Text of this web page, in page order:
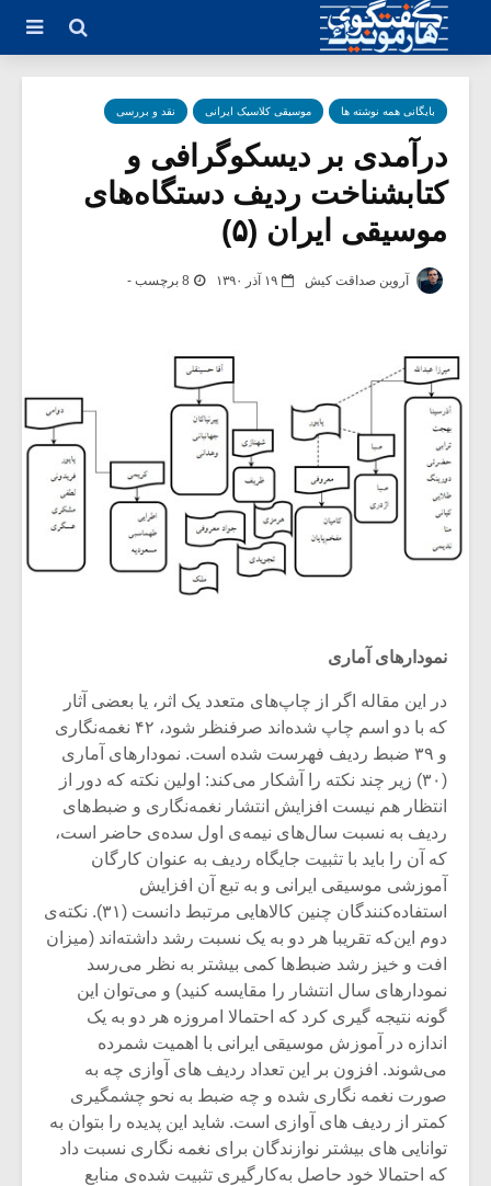
بایگانی همه نوشته ها موسیقی کلاسیک ایرانی نقد و بررسی
در‌آمدی بر دیسکوگرافی و
کتابشناخت ردیف دستگاه‌های
موسیقی ایران (۵)
آروین صداقت کیش ۱۹ آذر ۱۳۹۰ 8 برچسب -
نمودارهای آماری
در این مقاله اگر از چاپ‌های متعدد یک اثر، یا بعضی آثار
که با دو اسم چاپ شده‌اند صرفنظر شود، ۴۲ نغمه‌نگاری
و ۳۹ ضبط ردیف فهرست شده است. نمودارهای آماری
(۳۰) زیر چند نکته را آشکار می‌کند: اولین نکته که دور از
انتظار هم نیست افزایش انتشار نغمه‌نگاری و ضبط‌های
ردیف به نسبت سال‌های نیمه‌ی اول سده‌ی حاضر است،
که آن را باید با تثبیت جایگاه ردیف به عنوان کارگان
آموزشی موسیقی ایرانی و به تبع آن افزایش
استفاده‌کنندگان چنین کالاهایی مرتبط دانست (۳۱). نکته‌ی
دوم این‌که تقریبا هر دو به یک نسبت رشد داشته‌اند (میزان
افت و خیز رشد ضبط‌ها کمی بیشتر به نظر می‌رسد
نمودارهای سال انتشار را مقایسه کنید) و می‌توان این
گونه نتیجه گیری کرد که احتمالا امروزه هر دو به یک
اندازه در آموزش موسیقی ایرانی با اهمیت شمرده
می‌شوند. افزون بر این تعداد ردیف های آوازی چه به
صورت نغمه نگاری شده و چه ضبط به نحو چشمگیری
کمتر از ردیف های آوازی است. شاید این پدیده را بتوان به
توانایی های بیشتر نوازندگان برای نغمه نگاری نسبت داد
که احتمالا خود حاصل به‌کارگیری تثبیت شده‌ی منابع